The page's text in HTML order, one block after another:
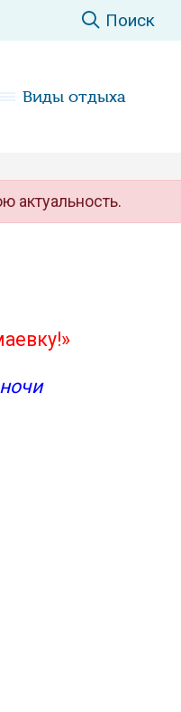
Поиск
Виды отдыха
актуальность.